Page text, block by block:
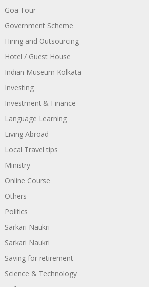
Goa Tour
Government Scheme
Hiring and Outsourcing
Hotel / Guest House
Indian Museum Kolkata
Investing
Investment & Finance
Language Learning
Living Abroad
Local Travel tips
Ministry
Online Course
Others
Politics
Sarkari Naukri
Sarkari Naukri
Saving for retirement
Science & Technology